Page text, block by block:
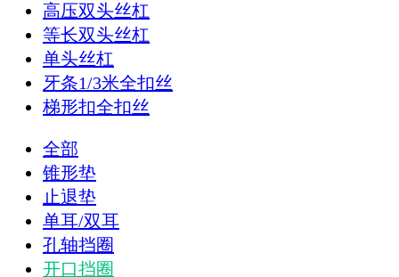
高压双头丝杠
等长双头丝杠
单头丝杠
牙条1/3米全扣丝
梯形扣全扣丝
全部
锥形垫
止退垫
单耳/双耳
孔轴挡圈
开口挡圈